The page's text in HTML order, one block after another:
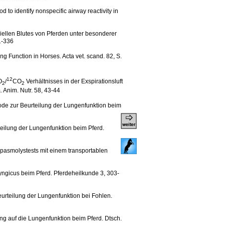
to identify nonspecific airway reactivity in
Blutes von Pferden unter besonderer
336
Function in Horses. Acta vet. scand. 82, S.
2/12CO2 Verhältnisses in der Exspirationsluft
Anim. Nutr. 58, 43-44
zur Beurteilung der Lungenfunktion beim
der Lungenfunktion beim Pferd.
mit einem transportablen
beim Pferd. Pferdeheilkunde 3, 303-
der Lungenfunktion bei Fohlen.
auf die Lungenfunktion beim Pferd. Dtsch.